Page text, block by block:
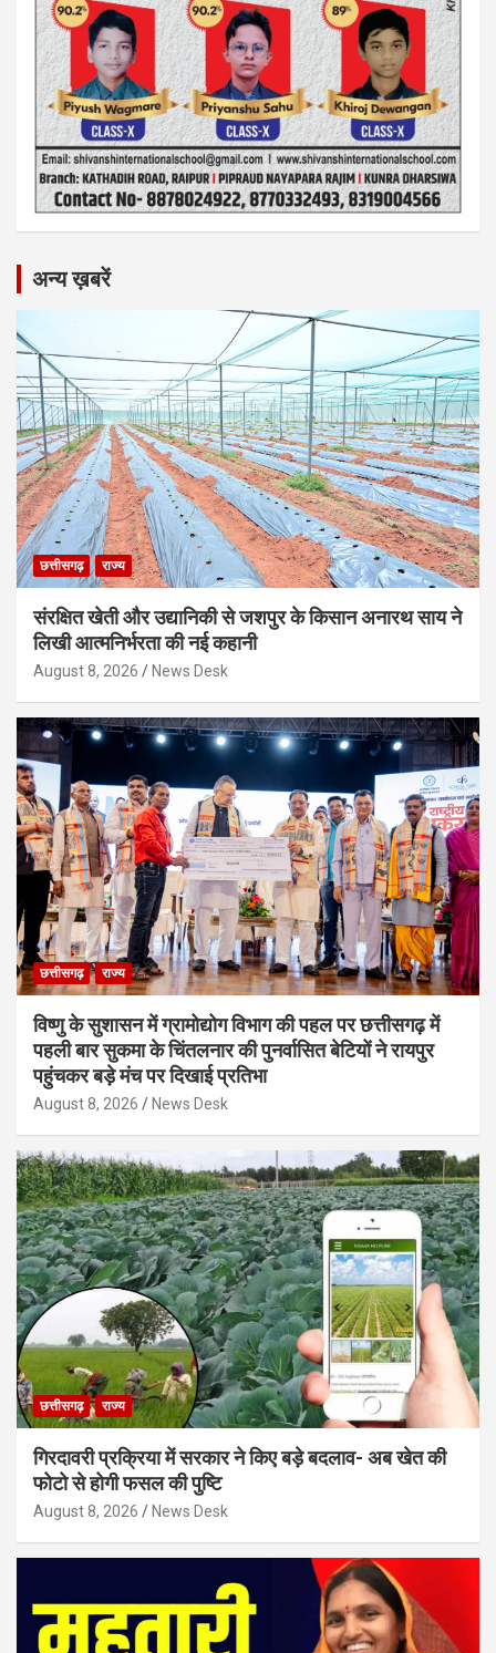
अन्य ख़बरें
छत्तीसगढ़ राज्य
संरक्षित खेती और उद्यानिकी से जशपुर के किसान अनारथ साय ने
लिखी आत्मनिर्भरता की नई कहानी
August 8, 2026 News Desk
छत्तीसगढ़ राज्य
विष्णु के सुशासन में ग्रामोद्योग विभाग की पहल पर छत्तीसगढ़ में
पहली बार सुकमा के चिंतलनार की पुनर्वासित बेटियों ने रायपुर
पहुंचकर बड़े मंच पर दिखाई प्रतिभा
August 8, 2026 News Desk
छत्तीसगढ़ राज्य
गिरदावरी प्रक्रिया में सरकार ने किए बड़े बदलाव- अब खेत की
फोटो से होगी फसल की पुष्टि
August 8, 2026 News Desk